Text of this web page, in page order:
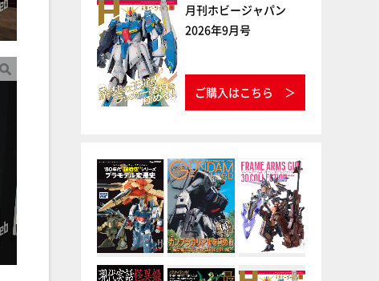
月刊ホビージャパン
2026年9月号
ご購入はこちら